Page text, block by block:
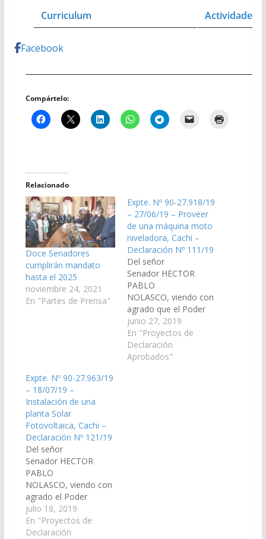
Curriculum Actividades
Facebook
Compártelo:
Relacionado
Doce Senadores
cumplirán mandato
hasta el 2025
noviembre 24, 2021
En "Partes de Prensa"
Expte. Nº 90-27.918/19
– 27/06/19 – Proveer
de una máquina moto
niveladora, Cachi –
Declaración Nº 111/19
Del señor
Senador HECTOR
PABLO
NOLASCO, viendo con
agrado que el Poder
Ejecutivo Provincial
arbitre los medios
necesarios para
proveer de una
junio 27, 2019
En "Proyectos de
Declaración
Aprobados"
Expte. Nº 90-27.963/19
– 18/07/19 –
Instalación de una
planta Solar
Fotovoltaica, Cachi –
Declaración Nº 121/19
Del señor
Senador HECTOR
PABLO
NOLASCO, viendo con
agrado el Poder
Ejecutivo Provincial
arbitre las medidas
necesarias para la
julio 18, 2019
En "Proyectos de
Declaración